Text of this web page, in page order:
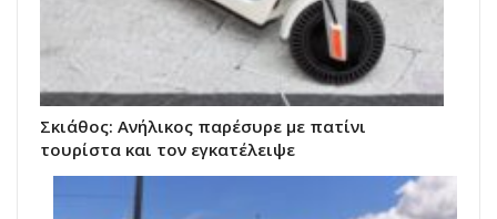
Σκιάθος: Ανήλικος παρέσυρε με πατίνι
τουρίστα και τον εγκατέλειψε